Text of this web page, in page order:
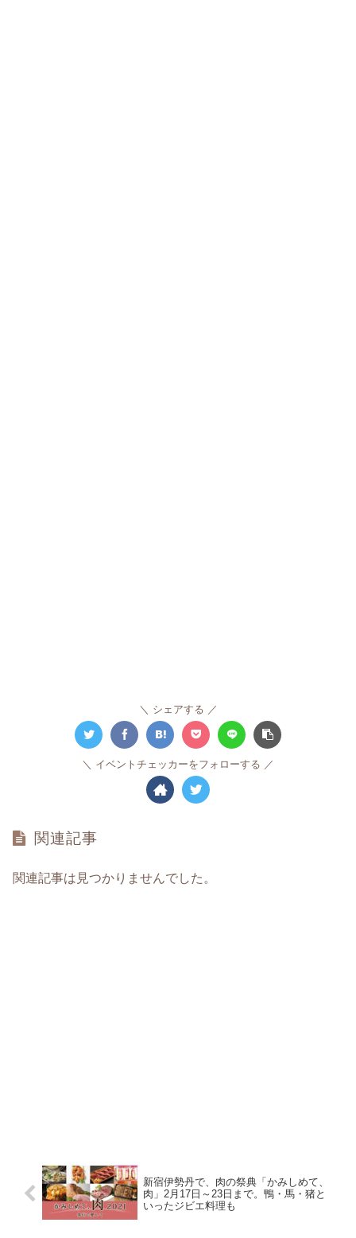
シェアする
イベントチェッカーをフォローする
関連記事
関連記事は見つかりませんでした。
新宿伊勢丹で、肉の祭典「かみしめて、
肉」2月17日～23日まで。鴨・馬・猪と
いったジビエ料理も